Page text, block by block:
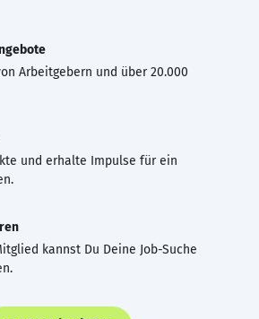
Arbeitgebern und über 20.000
und erhalte Impulse für ein
kannst Du Deine Job-Suche